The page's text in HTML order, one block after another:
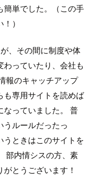
簡単でした。（この手
）
、その間に制度や体
っていたり、会社も
報のキャッチアップ
も専用サイトを読めば
なっていました。 普
ルールだったっ
うときはこのサイトを
部内情シスの方、素
とうございます！